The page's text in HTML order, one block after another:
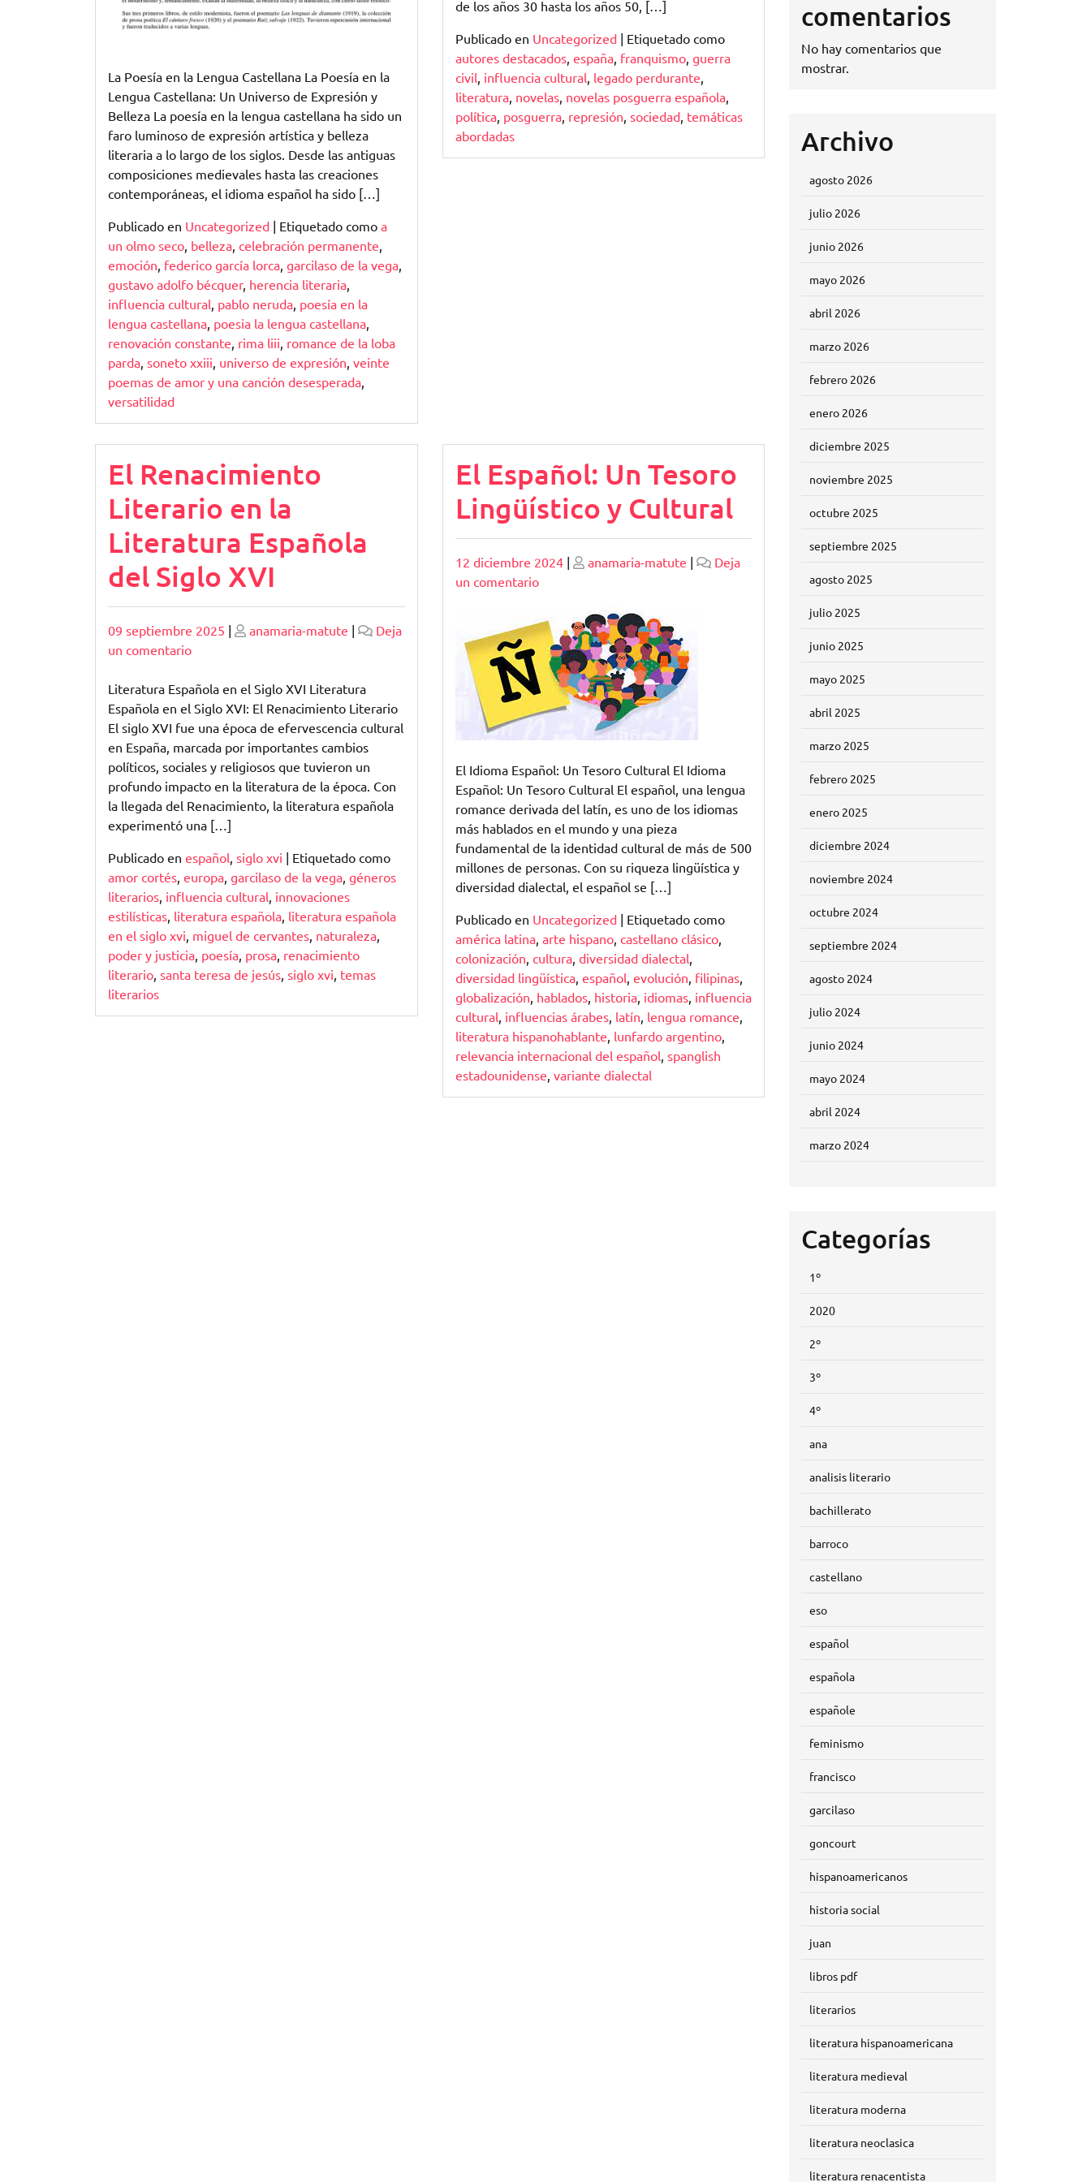
La Poesía en la Lengua Castellana La Poesía en la
Lengua Castellana: Un Universo de Expresión y
Belleza La poesía en la lengua castellana ha sido un
faro luminoso de expresión artística y belleza
literaria a lo largo de los siglos. Desde las antiguas
composiciones medievales hasta las creaciones
contemporáneas, el idioma español ha sido […]
Publicado en Uncategorized | Etiquetado como a
un olmo seco, belleza, celebración permanente,
emoción, federico garcía lorca, garcilaso de la vega,
gustavo adolfo bécquer, herencia literaria,
influencia cultural, pablo neruda, poesía en la
lengua castellana, poesia la lengua castellana,
renovación constante, rima liii, romance de la loba
parda, soneto xxiii, universo de expresión, veinte
poemas de amor y una canción desesperada,
versatilidad
de los años 30 hasta los años 50, […]
Publicado en Uncategorized| Etiquetado como
autores destacados, españa, franquismo, guerra
civil, influencia cultural, legado perdurante,
literatura, novelas, novelas posguerra española,
política, posguerra, represión, sociedad, temáticas
abordadas
El Renacimiento
Literario en la
Literatura Española
del Siglo XVI
Publicado
09 septiembre 2025 | Publicado
anamaria-matute |
Deja
un comentarioen
Renacimiento
Literario
en
la
Literatura
Española
del
Siglo
Literatura Española en el Siglo XVI Literatura
Española en el Siglo XVI: El Renacimiento Literario
El siglo XVI fue una época de efervescencia cultural
en España, marcada por importantes cambios
políticos, sociales y religiosos que tuvieron un
profundo impacto en la literatura de la época. Con
la llegada del Renacimiento, la literatura española
experimentó una […]
Publicado en español, siglo xvi | Etiquetado como
amor cortés, europa, garcilaso de la vega, géneros
literarios, influencia cultural, innovaciones
estilísticas, literatura española, literatura española
en el siglo xvi, miguel de cervantes, naturaleza,
poder y justicia, poesía, prosa, renacimiento
literario, santa teresa de jesús, siglo xvi, temas
literarios
El Español: Un Tesoro
Lingüístico y Cultural
Publicado
12 diciembre 2024| Publicado
anamaria-matute |
Deja
un comentarioen
Español:
Un
Tesoro
Lingüístico
y
Cultural
El Idioma Español: Un Tesoro Cultural El Idioma
Español: Un Tesoro Cultural El español, una lengua
romance derivada del latín, es uno de los idiomas
más hablados en el mundo y una pieza
fundamental de la identidad cultural de más de 500
millones de personas. Con su riqueza lingüística y
diversidad dialectal, el español se […]
Publicado en Uncategorized| Etiquetado como
américa latina, arte hispano, castellano clásico,
colonización, cultura, diversidad dialectal,
diversidad lingüística, español, evolución, filipinas,
globalización, hablados, historia, idiomas, influencia
cultural, influencias árabes, latín, lengua romance,
literatura hispanohablante, lunfardo argentino,
relevancia internacional del español, spanglish
estadounidense, variante dialectal
comentarios
No hay comentarios que
mostrar.
Archivo
agosto 2026
julio 2026
junio 2026
mayo 2026
abril 2026
marzo 2026
febrero 2026
enero 2026
diciembre 2025
noviembre 2025
octubre 2025
septiembre 2025
agosto 2025
julio 2025
junio 2025
mayo 2025
abril 2025
marzo 2025
febrero 2025
enero 2025
diciembre 2024
noviembre 2024
octubre 2024
septiembre 2024
agosto 2024
julio 2024
junio 2024
mayo 2024
abril 2024
marzo 2024
Categorías
1º
2020
2º
3º
4º
ana
analisis literario
bachillerato
barroco
castellano
eso
español
española
españole
feminismo
francisco
garcilaso
goncourt
hispanoamericanos
historia social
juan
libros pdf
literarios
literatura hispanoamericana
literatura medieval
literatura moderna
literatura neoclasica
literatura renacentista